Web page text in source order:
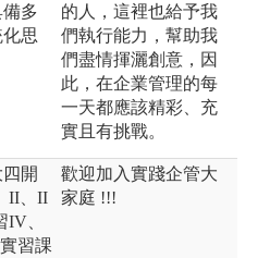
多
思
的人，這裡也給予我
們執行能力，幫助我
們盡情揮灑創意，因
此，在企業管理的每
一天都應該精彩、充
實且有挑戰。
開
II、II
、
習課
歡迎加入實踐企管大
家庭 !!!